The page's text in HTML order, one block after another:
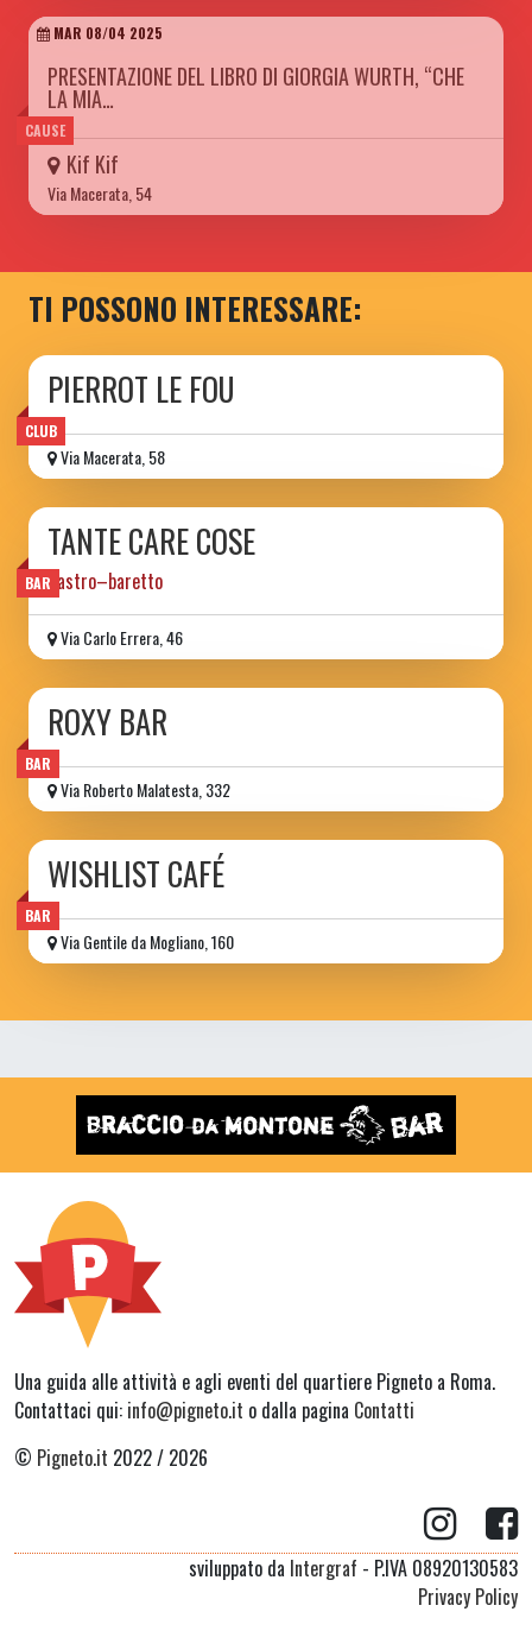
CAUSE
MAR 08/04 2025
PRESENTAZIONE DEL LIBRO DI GIORGIA WURTH, “CHE
LA MIA…
Kif Kif
Via Macerata, 54
TI POSSONO INTERESSARE:
CLUB
PIERROT LE FOU
Via Macerata, 58
BAR
TANTE CARE COSE
gastro–baretto
Via Carlo Errera, 46
BAR
ROXY BAR
Via Roberto Malatesta, 332
BAR
WISHLIST CAFÉ
Via Gentile da Mogliano, 160
Una guida alle attività e agli eventi del quartiere Pigneto a Roma.
Contattaci qui: info@pigneto.it o dalla pagina Contatti
© Pigneto.it 2022 / 2026
sviluppato da Intergraf - P.IVA 08920130583
Privacy Policy